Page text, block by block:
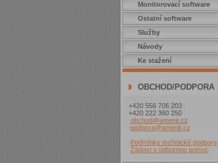
Monitorovací software
Ostatní software
Služby
Návody
Ke stažení
OBCHOD/PODPORA
+420 556 706 203
+420 222 360 250
obchod@amenit.cz
podpora@amenit.cz
Podmínky technické podpory
Žádost o odbornou pomoc